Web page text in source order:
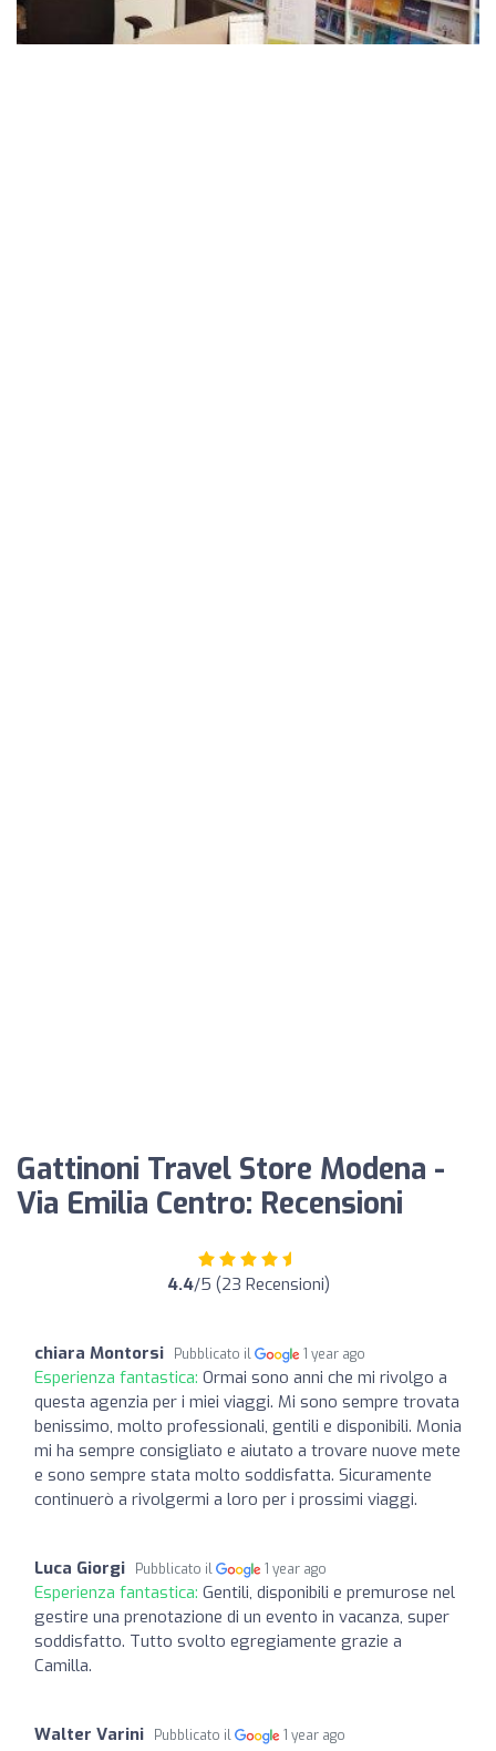
Gattinoni Travel Store Modena -
Via Emilia Centro: Recensioni
4.4/5 (23 Recensioni)
chiara Montorsi Pubblicato il 1 year ago
Esperienza fantastica: Ormai sono anni che mi rivolgo a
questa agenzia per i miei viaggi. Mi sono sempre trovata
benissimo, molto professionali, gentili e disponibili. Monia
mi ha sempre consigliato e aiutato a trovare nuove mete
e sono sempre stata molto soddisfatta. Sicuramente
continuerò a rivolgermi a loro per i prossimi viaggi.
Luca Giorgi Pubblicato il 1 year ago
Esperienza fantastica: Gentili, disponibili e premurose nel
gestire una prenotazione di un evento in vacanza, super
soddisfatto. Tutto svolto egregiamente grazie a
Camilla.
Walter Varini Pubblicato il 1 year ago